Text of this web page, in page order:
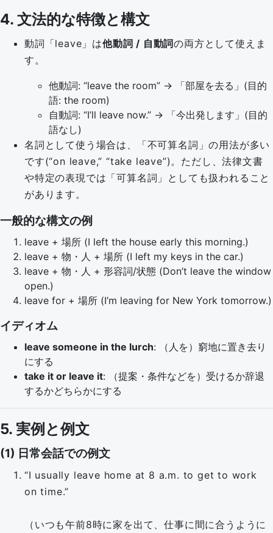
4. 文法的な特徴と構文
動詞「leave」は他動詞 / 自動詞の両方として使えま
す。
他動詞: “leave the room” → 「部屋を去る」(目的
語: the room)
自動詞: “I’ll leave now.” → 「今出発します」(目的
語なし)
名詞として使う場合は、「不可算名詞」の用法が多い
です(“on leave,” “take leave”)。ただし、法律文書
や特定の表現では「可算名詞」としても扱われること
があります。
一般的な構文の例
leave + 場所 (I left the house early this morning.)
leave + 物・人 + 場所 (I left my keys in the car.)
leave + 物・人 + 形容詞/状態 (Don’t leave the window
open.)
leave for + 場所 (I’m leaving for New York tomorrow.)
イディオム
leave someone in the lurch: （人を）窮地に置き去り
にする
take it or leave it: （提案・条件などを）受けるか辞退
するかどちらかにする
5. 実例と例文
(1) 日常会話での例文
“I usually leave home at 8 a.m. to get to work
on time.”
（いつも午前8時に家を出て、仕事に間に合うように